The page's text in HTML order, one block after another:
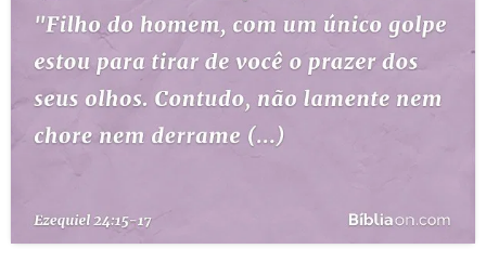
QUEM SOMOS
LOJA BÍBLIAON